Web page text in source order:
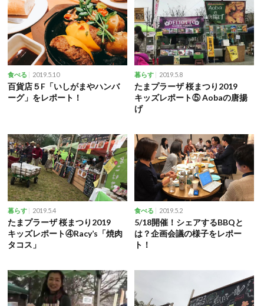
食べる 2019.5.10
百貨店５F「いしがまやハンバ
ーグ」をレポート！
暮らす 2019.5.8
たまプラーザ 桜まつり2019
キッズレポート⑤ Aobaの唐揚
げ
暮らす 2019.5.4
たまプラーザ 桜まつり2019
キッズレポート④Racy’s「焼肉
タコス」
食べる 2019.5.2
5/18開催！シェアするBBQと
は？企画会議の様子をレポー
ト！